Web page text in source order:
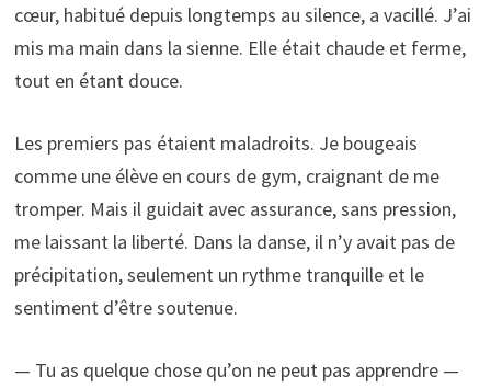
cœur, habitué depuis longtemps au silence, a vacillé. J’ai
mis ma main dans la sienne. Elle était chaude et ferme,
tout en étant douce.
Les premiers pas étaient maladroits. Je bougeais
comme une élève en cours de gym, craignant de me
tromper. Mais il guidait avec assurance, sans pression,
me laissant la liberté. Dans la danse, il n’y avait pas de
précipitation, seulement un rythme tranquille et le
sentiment d’être soutenue.
— Tu as quelque chose qu’on ne peut pas apprendre —